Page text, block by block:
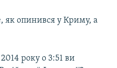
як опинився у Криму, а
року о 3:51 ви